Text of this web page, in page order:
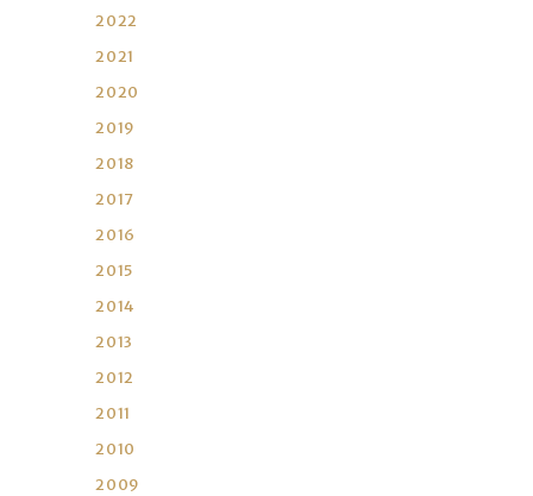
2022
2021
2020
2019
2018
2017
2016
2015
2014
2013
2012
2011
2010
2009